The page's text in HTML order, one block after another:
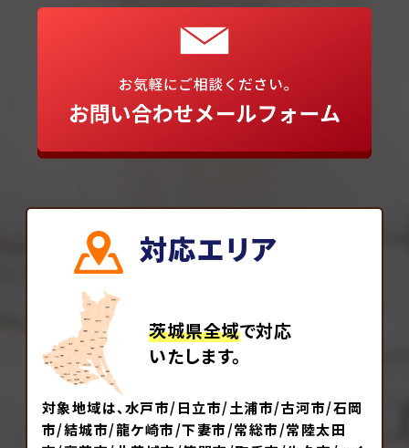
対応エリア
茨城県全域で対応
いたします。
対象地域は、水戸市/日立市/土浦市/古河市/石岡
市/結城市/龍ケ崎市/下妻市/常総市/常陸太田